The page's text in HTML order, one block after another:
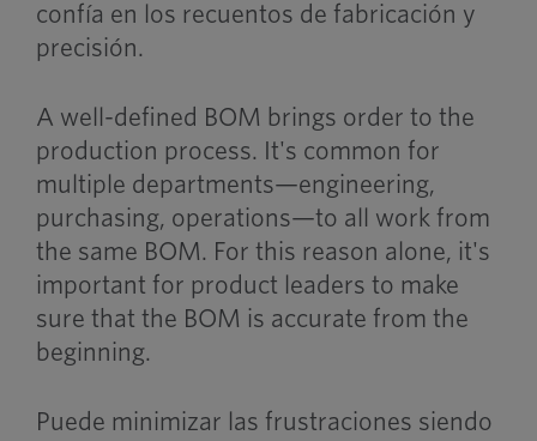
confía en los recuentos de fabricación y
precisión.
A well-defined BOM brings order to the
production process. It's common for
multiple departments—engineering,
purchasing, operations—to all work from
the same BOM. For this reason alone, it's
important for product leaders to make
sure that the BOM is accurate from the
beginning.
Puede minimizar las frustraciones siendo